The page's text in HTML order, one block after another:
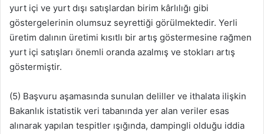
yurt içi ve yurt dışı satışlardan birim kârlılığı gibi
göstergelerinin olumsuz seyrettiği görülmektedir. Yerli
üretim dalının üretimi kısıtlı bir artış göstermesine rağmen
yurt içi satışları önemli oranda azalmış ve stokları artış
göstermiştir.
(5) Başvuru aşamasında sunulan deliller ve ithalata ilişkin
Bakanlık istatistik veri tabanında yer alan veriler esas
alınarak yapılan tespitler ışığında, dampingli olduğu iddia